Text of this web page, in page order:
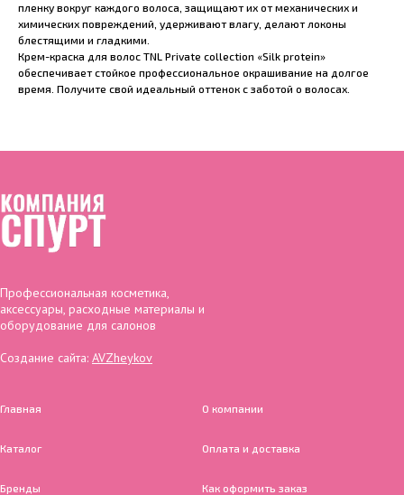
пленку вокруг каждого волоса, защищают их от механических и
химических повреждений, удерживают влагу, делают локоны
блестящими и гладкими.
Крем-краска для волос TNL Private collection «Silk protein»
обеспечивает стойкое профессиональное окрашивание на долгое
время. Получите свой идеальный оттенок с заботой о волосах.
Профессиональная косметика,
аксессуары, расходные материалы и
оборудование для салонов
Создание сайта: AVZheykov
Главная
Каталог
Бренды
О компании
Оплата и доставка
Как оформить заказ